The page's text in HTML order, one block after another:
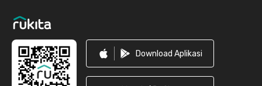
Download Aplikasi